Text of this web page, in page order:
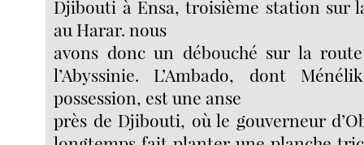
Djibouti à Ensa, troisième station sur
au Harar. nous
avons donc un débouché sur la
l’Abyssinie. L’Ambado, dont
possession, est une anse
près de Djibouti, où le gouverneur